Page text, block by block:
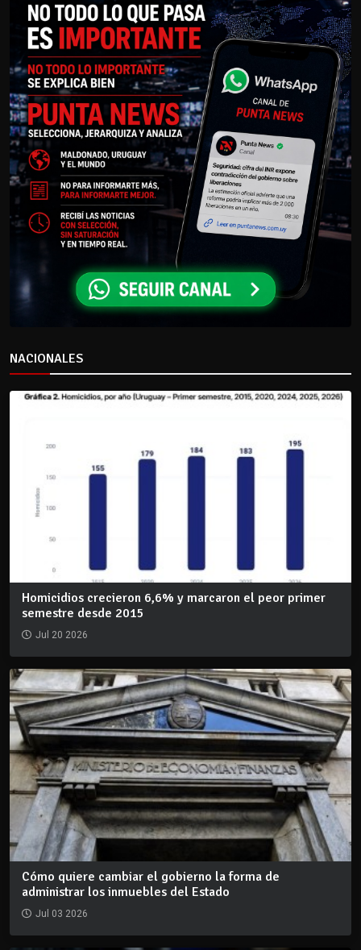
NACIONALES
Homicidios crecieron 6,6% y marcaron el peor primer
semestre desde 2015
Jul 20 2026
Cómo quiere cambiar el gobierno la forma de
administrar los inmuebles del Estado
Jul 03 2026